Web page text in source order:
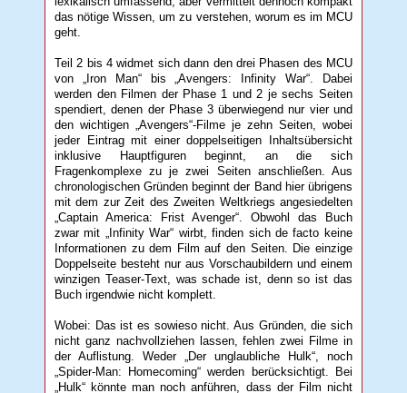
das nötige Wissen, um zu verstehen, worum es im MCU
geht.
Teil 2 bis 4 widmet sich dann den drei Phasen des MCU
von „Iron Man“ bis „Avengers: Infinity War“. Dabei
werden den Filmen der Phase 1 und 2 je sechs Seiten
spendiert, denen der Phase 3 überwiegend nur vier und
den wichtigen „Avengers“-Filme je zehn Seiten, wobei
jeder Eintrag mit einer doppelseitigen Inhaltsübersicht
inklusive Hauptfiguren beginnt, an die sich
Fragenkomplexe zu je zwei Seiten anschließen. Aus
chronologischen Gründen beginnt der Band hier übrigens
mit dem zur Zeit des Zweiten Weltkriegs angesiedelten
„Captain America: Frist Avenger“. Obwohl das Buch
zwar mit „Infinity War“ wirbt, finden sich de facto keine
Informationen zu dem Film auf den Seiten. Die einzige
Doppelseite besteht nur aus Vorschaubildern und einem
winzigen Teaser-Text, was schade ist, denn so ist das
Buch irgendwie nicht komplett.
Wobei: Das ist es sowieso nicht. Aus Gründen, die sich
nicht ganz nachvollziehen lassen, fehlen zwei Filme in
der Auflistung. Weder „Der unglaubliche Hulk“, noch
„Spider-Man: Homecoming“ werden berücksichtigt. Bei
„Hulk“ könnte man noch anführen, dass der Film nicht